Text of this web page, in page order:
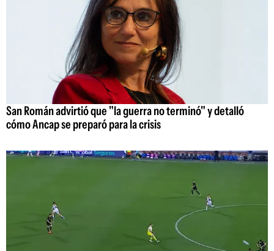
San Román advirtió que "la guerra no terminó" y detalló
cómo Ancap se preparó para la crisis